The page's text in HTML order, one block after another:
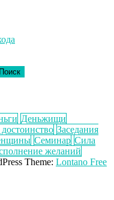
Деньжищи
Заседания
Семинар Сила
желаний
Theme: Lontano Free